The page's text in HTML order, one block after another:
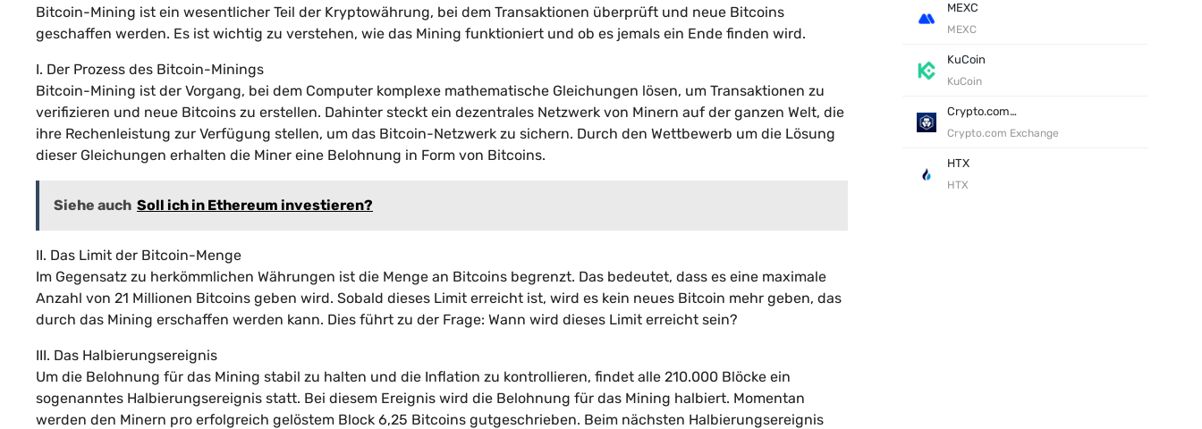
Bitcoin-Mining ist ein wesentlicher Teil der Kryptowährung, bei dem Transaktionen überprüft und neue Bitcoins
geschaffen werden. Es ist wichtig zu verstehen, wie das Mining funktioniert und ob es jemals ein Ende finden wird.
I. Der Prozess des Bitcoin-Minings
Bitcoin-Mining ist der Vorgang, bei dem Computer komplexe mathematische Gleichungen lösen, um Transaktionen zu
verifizieren und neue Bitcoins zu erstellen. Dahinter steckt ein dezentrales Netzwerk von Minern auf der ganzen Welt, die
ihre Rechenleistung zur Verfügung stellen, um das Bitcoin-Netzwerk zu sichern. Durch den Wettbewerb um die Lösung
dieser Gleichungen erhalten die Miner eine Belohnung in Form von Bitcoins.
Siehe auch Soll ich in Ethereum investieren?
II. Das Limit der Bitcoin-Menge
Im Gegensatz zu herkömmlichen Währungen ist die Menge an Bitcoins begrenzt. Das bedeutet, dass es eine maximale
Anzahl von 21 Millionen Bitcoins geben wird. Sobald dieses Limit erreicht ist, wird es kein neues Bitcoin mehr geben, das
durch das Mining erschaffen werden kann. Dies führt zu der Frage: Wann wird dieses Limit erreicht sein?
III. Das Halbierungsereignis
Um die Belohnung für das Mining stabil zu halten und die Inflation zu kontrollieren, findet alle 210.000 Blöcke ein
sogenanntes Halbierungsereignis statt. Bei diesem Ereignis wird die Belohnung für das Mining halbiert. Momentan
werden den Minern pro erfolgreich gelöstem Block 6,25 Bitcoins gutgeschrieben. Beim nächsten Halbierungsereignis
MEXC
MEXC
KuCoin
KuCoin
Crypto.com Exchange
Crypto.com Exchange
HTX
HTX